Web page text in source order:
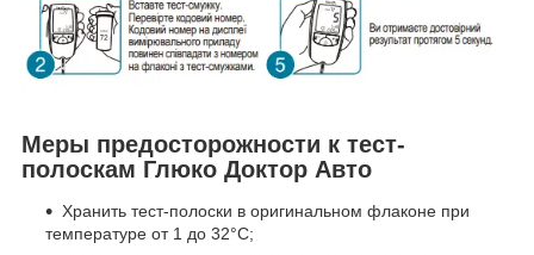
Меры предосторожности к тест-
полоскам Глюко Доктор Авто
Хранить тест-полоски в оригинальном флаконе при
температуре от 1 до 32°С;